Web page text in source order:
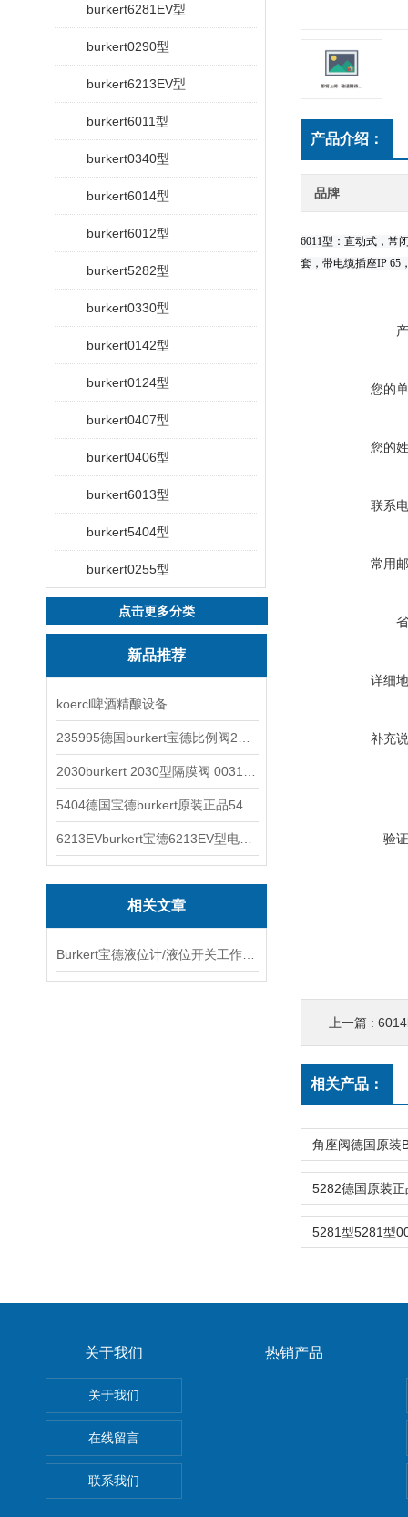
burkert6281EV型
burkert0290型
burkert6213EV型
burkert6011型
burkert0340型
burkert6014型
burkert6012型
burkert5282型
burkert0330型
burkert0142型
burkert0124型
burkert0407型
burkert0406型
burkert6013型
burkert5404型
burkert0255型
点击更多分类
新品推荐
koercl啤酒精酿设备
相关文章
产品介绍：
品牌
6011型：直动式，常
套，带电缆插座IP 65
您的
您的
联系
常用
详细
补充
验
上一篇 :
相关产品：
关于我们
关于我们
在线留言
联系我们
热销产品